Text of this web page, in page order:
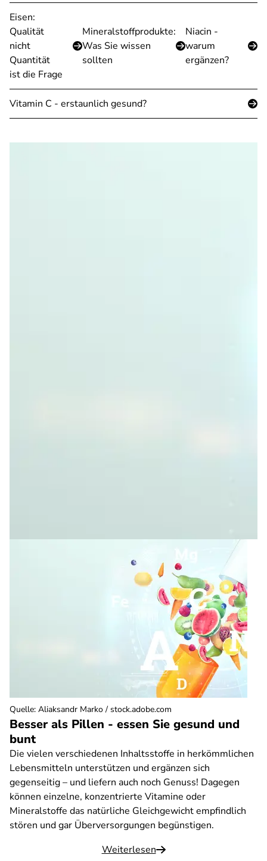
Eisen:
Qualität
nicht
Quantität
ist die Frage
Mineralstoffprodukte:
Was Sie wissen
sollten
Niacin -
warum
ergänzen?
Vitamin C - erstaunlich gesund?
Besser als Pillen - essen Sie gesund und
bunt
Die vielen verschiedenen Inhaltsstoffe in herkömmlichen
Lebensmitteln unterstützen und ergänzen sich
gegenseitig – und liefern auch noch Genuss! Dagegen
können einzelne, konzentrierte Vitamine oder
Mineralstoffe das natürliche Gleichgewicht empfindlich
stören und gar Überversorgungen begünstigen.
Weiterlesen
Quelle: Aliaksandr Marko / stock.adobe.com